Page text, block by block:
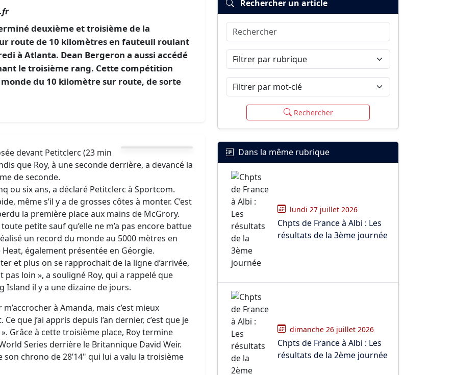
deuxième et troisième de la
route de 10 kilomètres en fauteuil roulant
à Atlanta. Dean Bergeron a aussi accédé
le troisième rang. Cette compétition
du 10 kilomètre sur route, de sorte
devant Petitclerc (23 min
que Roy, à une seconde derrière, a devancé la
de seconde.
ou six ans, a déclaré Petitclerc à Sportcom.
même s’il y a de grosses côtes à monter. C’est
la première place aux mains de McGrory.
petite sauf qu’elle ne m’a pas encore battue
un record du monde au 5000 mètres en
également présentée en Géorgie.
et plus on se rapprochait de la ligne d’arrivée,
pas loin », a souligné Roy, qui a rappelé que
Island il y a une dizaine de jours.
à Amanda, mais c’est mieux
que j’ai appris depuis l’an dernier, c’est que je
Grâce à cette troisième place, Roy termine
Series derrière le Britannique David Weir.
chrono de 28’14" qui lui a valu la troisième
Rechercher un article
Rechercher
Filtrer par rubrique
Filtrer par mot-clé
Rechercher
Dans la même rubrique
lundi 27 juillet 2026
Chpts de France à Albi : Les
résultats de la 3ème journée
dimanche 26 juillet 2026
Chpts de France à Albi : Les
résultats de la 2ème journée